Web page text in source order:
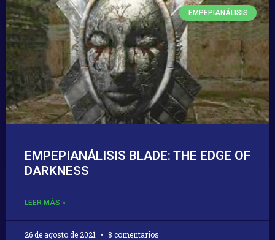
EMPEPIANÁLISIS
EMPEPIANÁLISIS BLADE: THE EDGE OF
DARKNESS
LEER MÁS »
26 de agosto de 2021 8 comentarios